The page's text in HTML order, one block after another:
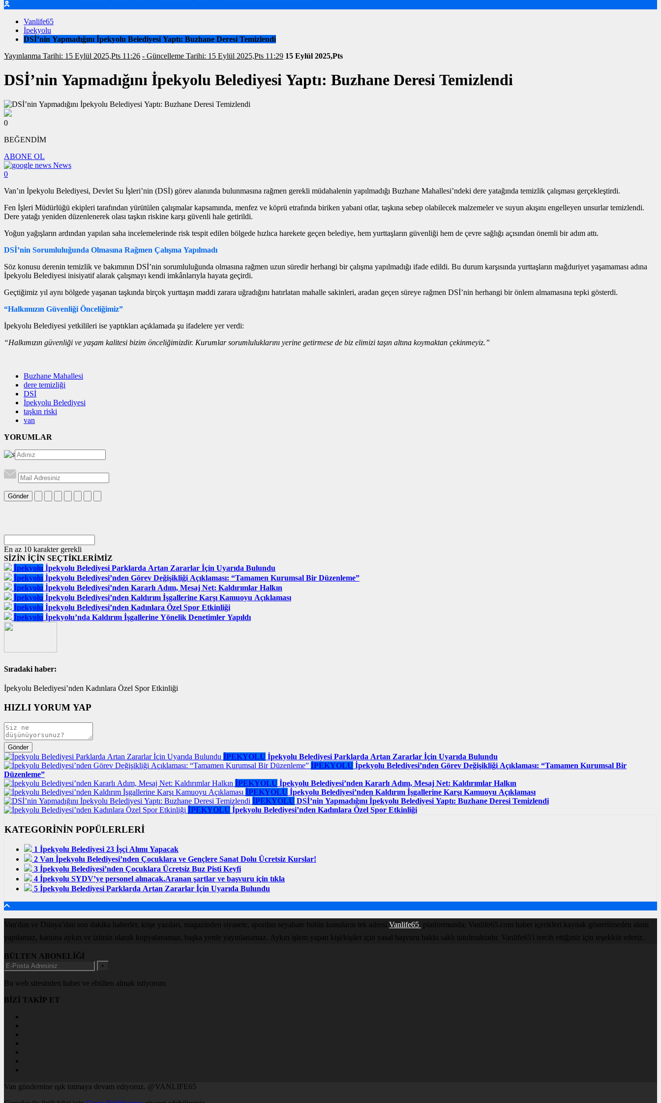
Vanlife65
İpekyolu
DSİ’nin Yapmadığını İpekyolu Belediyesi Yaptı: Buzhane Deresi Temizlendi
Yayınlanma Tarihi: 15 Eylül 2025,Pts 11:26
- Güncelleme Tarihi: 15 Eylül 2025,Pts 11:29 15 Eylül 2025,Pts
DSİ’nin Yapmadığını İpekyolu Belediyesi Yaptı: Buzhane Deresi Temizlendi
0
BEĞENDİM
ABONE OL
News
0
Van’ın İpekyolu Belediyesi, Devlet Su İşleri’nin (DSİ) görev alanında bulunmasına rağmen gerekli müdahalenin yapılmadığı Buzhane Mahallesi’ndeki dere yatağında temizlik çalışması gerçekleştirdi.
Fen İşleri Müdürlüğü ekipleri tarafından yürütülen çalışmalar kapsamında, menfez ve köprü etrafında biriken yabani otlar, taşkına sebep olabilecek malzemeler ve suyun akışını engelleyen unsurlar temizlendi.
Dere yatağı yeniden düzenlenerek olası taşkın riskine karşı güvenli hale getirildi.
Yoğun yağışların ardından yapılan saha incelemelerinde risk tespit edilen bölgede hızlıca harekete geçen belediye, hem yurttaşların güvenliği hem de çevre sağlığı açısından önemli bir adım attı.
DSİ’nin Sorumluluğunda Olmasına Rağmen Çalışma Yapılmadı
Söz konusu derenin temizlik ve bakımının DSİ’nin sorumluluğunda olmasına rağmen uzun süredir herhangi bir çalışma yapılmadığı ifade edildi. Bu durum karşısında yurttaşların mağduriyet yaşamaması adına
İpekyolu Belediyesi inisiyatif alarak çalışmayı kendi imkânlarıyla hayata geçirdi.
Geçtiğimiz yıl aynı bölgede yaşanan taşkında birçok yurttaşın maddi zarara uğradığını hatırlatan mahalle sakinleri, aradan geçen süreye rağmen DSİ’nin herhangi bir önlem almamasına tepki gösterdi.
“Halkımızın Güvenliği Önceliğimiz”
İpekyolu Belediyesi yetkilileri ise yaptıkları açıklamada şu ifadelere yer verdi:
“Halkımızın güvenliği ve yaşam kalitesi bizim önceliğimizdir. Kurumlar sorumluluklarını yerine getirmese de biz elimizi taşın altına koymaktan çekinmeyiz.”
Buzhane Mahallesi
dere temizliği
DSİ
İpekyolu Belediyesi
taşkın riski
van
YORUMLAR
Gönder
En az 10 karakter gerekli
SİZİN İÇİN SEÇTİKLERİMİZ
İpekyolu İpekyolu Belediyesi Parklarda Artan Zararlar İçin Uyarıda Bulundu
İpekyolu İpekyolu Belediyesi’nden Görev Değişikliği Açıklaması: “Tamamen Kurumsal Bir Düzenleme”
İpekyolu İpekyolu Belediyesi’nden Kararlı Adım, Mesaj Net: Kaldırımlar Halkın
İpekyolu İpekyolu Belediyesi’nden Kaldırım İşgallerine Karşı Kamuoyu Açıklaması
İpekyolu İpekyolu Belediyesi’nden Kadınlara Özel Spor Etkinliği
İpekyolu İpekyolu’nda Kaldırım İşgallerine Yönelik Denetimler Yapıldı
Sıradaki haber:
İpekyolu Belediyesi’nden Kadınlara Özel Spor Etkinliği
HIZLI YORUM YAP
İPEKYOLU İpekyolu Belediyesi Parklarda Artan Zararlar İçin Uyarıda Bulundu
İPEKYOLU İpekyolu Belediyesi’nden Görev Değişikliği Açıklaması: “Tamamen Kurumsal Bir
Düzenleme”
İPEKYOLU İpekyolu Belediyesi’nden Kararlı Adım, Mesaj Net: Kaldırımlar Halkın
İPEKYOLU İpekyolu Belediyesi’nden Kaldırım İşgallerine Karşı Kamuoyu Açıklaması
İPEKYOLU DSİ’nin Yapmadığını İpekyolu Belediyesi Yaptı: Buzhane Deresi Temizlendi
İPEKYOLU İpekyolu Belediyesi’nden Kadınlara Özel Spor Etkinliği
KATEGORİNİN POPÜLERLERİ
1 İpekyolu Belediyesi 23 İşçi Alımı Yapacak
2 Van İpekyolu Belediyesi’nden Çocuklara ve Gençlere Sanat Dolu Ücretsiz Kurslar!
3 İpekyolu Belediyesi’nden Çocuklara Ücretsiz Buz Pisti Keyfi
4 İpekyolu SYDV’ye personel alınacak.Aranan şartlar ve başvuru için tıkla
5 İpekyolu Belediyesi Parklarda Artan Zararlar İçin Uyarıda Bulundu
Van'dan ve Dünya’dan son dakika haberler, köşe yazıları, magazinden siyasete, spordan seyahate bütün konuların tek adresi Vanlife65 platformunda; Vanlife65.com haber içerikleri kaynak gösterilmeden alıntı
yapılamaz, kanuna aykırı ve izinsiz olarak kopyalanamaz, başka yerde yayınlanamaz. Aykırı işlem yapan kişi/kişiler için yasal başvuru hakkı saklı tutulmaktadır. Vanlife65'i tercih ettiğiniz için teşekkür ederiz.
BÜLTEN ABONELİĞİ
+
Bu web sitesinden haber ve ebülten almak istiyorum
BİZİ TAKİP ET
Van gündemine ışık tutmaya devam ediyoruz. @VANLIFE65